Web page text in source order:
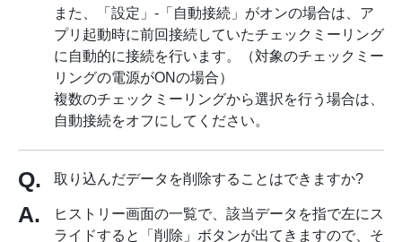
また、「設定」-「自動接続」がオンの場合は、ア
プリ起動時に前回接続していたチェックミーリング
に自動的に接続を行います。（対象のチェックミー
リングの電源がONの場合）
複数のチェックミーリングから選択を行う場合は、
自動接続をオフにしてください。
取り込んだデータを削除することはできますか?
ヒストリー画面の一覧で、該当データを指で左にス
ライドすると「削除」ボタンが出てきますので、そ